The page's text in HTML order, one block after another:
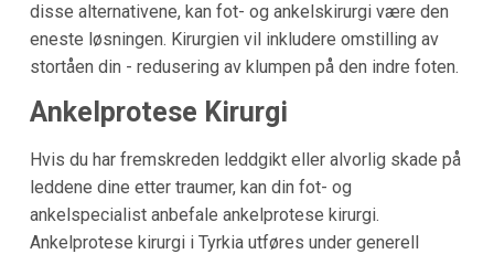
disse alternativene, kan fot- og ankelskirurgi være den
eneste løsningen. Kirurgien vil inkludere omstilling av
stortåen din - redusering av klumpen på den indre foten.
Ankelprotese Kirurgi
Hvis du har fremskreden leddgikt eller alvorlig skade på
leddene dine etter traumer, kan din fot- og
ankelspecialist anbefale ankelprotese kirurgi.
Ankelprotese kirurgi i Tyrkia utføres under generell